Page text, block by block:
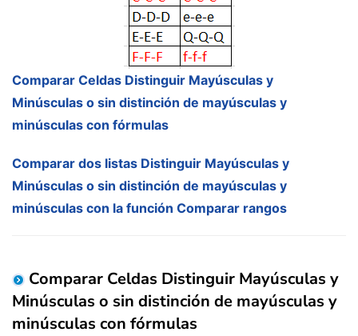
Comparar Celdas Distinguir Mayúsculas y
Minúsculas o sin distinción de mayúsculas y
minúsculas con fórmulas
Comparar dos listas Distinguir Mayúsculas y
Minúsculas o sin distinción de mayúsculas y
minúsculas con la función Comparar rangos
Comparar Celdas Distinguir Mayúsculas y
Minúsculas o sin distinción de mayúsculas y
minúsculas con fórmulas